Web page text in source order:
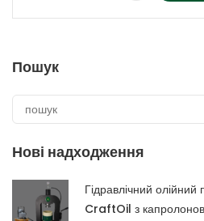
кілька
варіантів.
Параметри
можна
вибрати
на
сторінці
товару
Пошук
Нові надходження
Гідравлічний
CraftOil з